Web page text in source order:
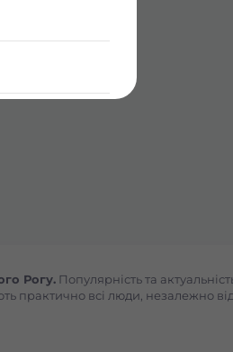
Рогу. Популярність та
практично всі люди, незалежно від